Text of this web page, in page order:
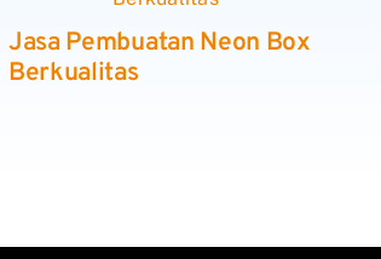
Jasa Pembuatan Neon Box
Berkualitas